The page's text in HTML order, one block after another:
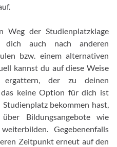
Weg der Studienplatzklage
auch nach anderen
bzw. einem alternativen
kannst du auf diese Weise
ergattern, der zu deinen
keine Option für dich ist
bekommen hast,
Bildungsangebote wie
Gegebenenfalls
Zeitpunkt erneut auf den